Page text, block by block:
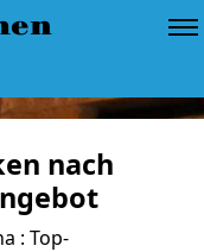
nach
: Top-